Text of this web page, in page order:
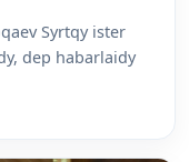
Syrtqy ister
dep habarlaidy